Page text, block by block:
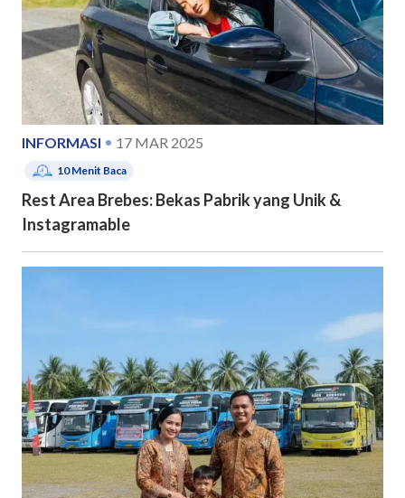
INFORMASI 17 MAR 2025
10Menit Baca
Rest Area Brebes: Bekas Pabrik yang Unik &
Instagramable